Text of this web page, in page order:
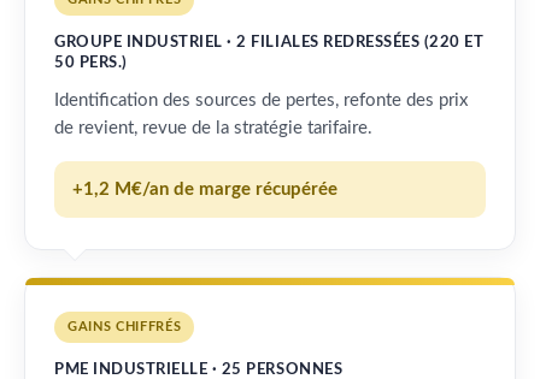
GROUPE INDUSTRIEL · 2 FILIALES REDRESSÉES (220 ET
50 PERS.)
Identification des sources de pertes, refonte des prix
de revient, revue de la stratégie tarifaire.
+1,2 M€/an de marge récupérée
GAINS CHIFFRÉS
PME INDUSTRIELLE · 25 PERSONNES